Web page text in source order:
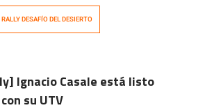
a Pablo Quintanilla y a la dupla
reconocidas dunas de […]
RALLY DESAFÍO DEL DESIERTO
Ignacio Casale está listo
su UTV